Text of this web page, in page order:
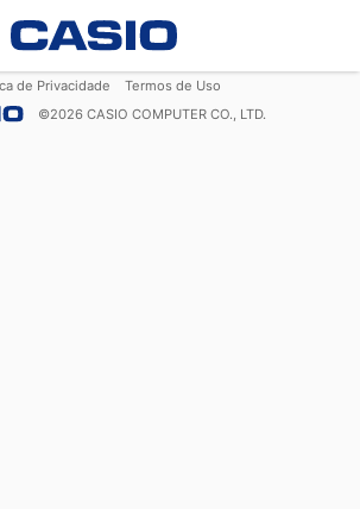
de Privacidade
Termos de Uso
©2026 CASIO COMPUTER CO., LTD.